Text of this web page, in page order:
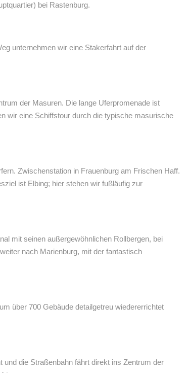
bei Rastenburg.
unternehmen wir eine Stakerfahrt auf der
der Masuren. Die lange Uferpromenade ist
wir eine Schiffstour durch die typische masurische
Zwischenstation in Frauenburg am Frischen Haff.
ist Elbing; hier stehen wir fußläufig zur
mit seinen außergewöhnlichen Rollbergen, bei
nach Marienburg, mit der fantastisch
über 700 Gebäude detailgetreu wiedererrichtet
die Straßenbahn fährt direkt ins Zentrum der